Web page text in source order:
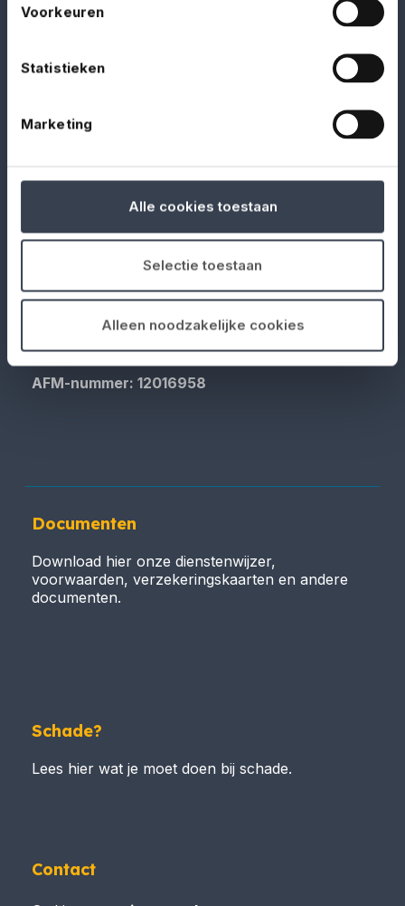
Voorkeuren
Statistieken
Marketing
Alle cookies toestaan
Selectie toestaan
Alleen noodzakelijke cookies
verzekeringsspecialist voor de evenementen-,
terecht voor passende verzekeringen die je
beschermen tegen de specifieke risico’s van jouw
branche
LinkedInFacebook
KVK-nummer: 76751759
AFM-nummer: 12016958
Documenten
Download hier onze dienstenwijzer,
voorwaarden, verzekeringskaarten en andere
documenten.
Schade?
Lees hier wat je moet doen bij schade.
Contact